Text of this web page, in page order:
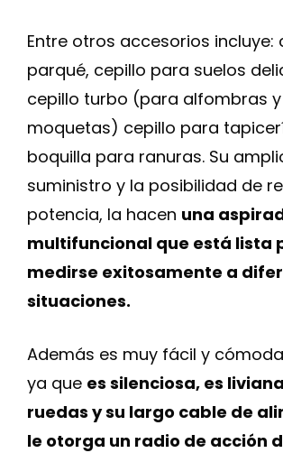
Entre otros accesorios incluye:
parqué, cepillo para suelos
cepillo turbo (para alfombras y
moquetas) cepillo para
boquilla para ranuras. Su
suministro y la posibilidad de
potencia, la hacen una
multifuncional que está lista
medirse exitosamente a
situaciones.
Además es muy fácil y
ya que es silenciosa, es
ruedas y su largo cable de
le otorga un radio de acción